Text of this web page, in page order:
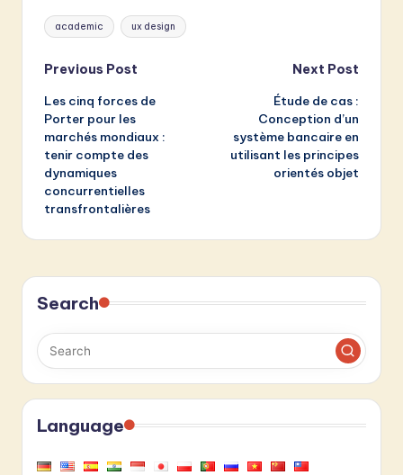
Tags:
academic ux design
Post
navigation
Previous Post
Les cinq forces de
Porter pour les
marchés mondiaux :
tenir compte des
dynamiques
concurrentielles
transfrontalières
Next Post
Étude de cas :
Conception d’un
système bancaire en
utilisant les principes
orientés objet
Search
Language